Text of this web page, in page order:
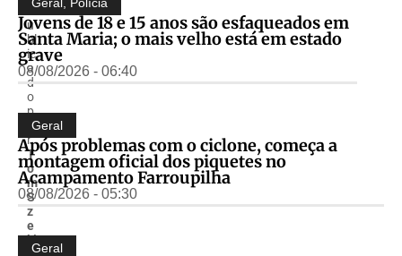
P
u
bl
ic
a
d
o
p
o
r
T
o
m
S
z
e
ki
Jovens de 18 e 15 anos são esfaqueados em
Santa Maria; o mais velho está em estado
grave
08/08/2026 - 06:40
Geral
Após problemas com o ciclone, começa a
montagem oficial dos piquetes no
Acampamento Farroupilha
08/08/2026 - 05:30
Geral